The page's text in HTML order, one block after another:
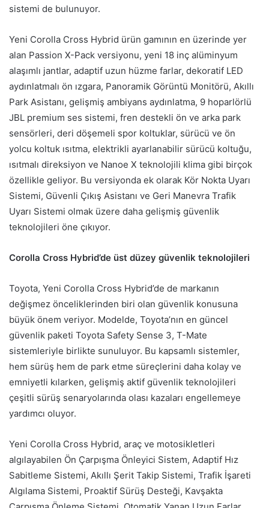
sistemi de bulunuyor.
Yeni Corolla Cross Hybrid ürün gamının en üzerinde yer
alan Passion X-Pack versiyonu, yeni 18 inç alüminyum
alaşımlı jantlar, adaptif uzun hüzme farlar, dekoratif LED
aydınlatmalı ön ızgara, Panoramik Görüntü Monitörü, Akıllı
Park Asistanı, gelişmiş ambiyans aydınlatma, 9 hoparlörlü
JBL premium ses sistemi, fren destekli ön ve arka park
sensörleri, deri döşemeli spor koltuklar, sürücü ve ön
yolcu koltuk ısıtma, elektrikli ayarlanabilir sürücü koltuğu,
ısıtmalı direksiyon ve Nanoe X teknolojili klima gibi birçok
özellikle geliyor. Bu versiyonda ek olarak Kör Nokta Uyarı
Sistemi, Güvenli Çıkış Asistanı ve Geri Manevra Trafik
Uyarı Sistemi olmak üzere daha gelişmiş güvenlik
teknolojileri öne çıkıyor.
Corolla Cross Hybrid’de üst düzey güvenlik teknolojileri
Toyota, Yeni Corolla Cross Hybrid’de de markanın
değişmez önceliklerinden biri olan güvenlik konusuna
büyük önem veriyor. Modelde, Toyota’nın en güncel
güvenlik paketi Toyota Safety Sense 3, T-Mate
sistemleriyle birlikte sunuluyor. Bu kapsamlı sistemler,
hem sürüş hem de park etme süreçlerini daha kolay ve
emniyetli kılarken, gelişmiş aktif güvenlik teknolojileri
çeşitli sürüş senaryolarında olası kazaları engellemeye
yardımcı oluyor.
Yeni Corolla Cross Hybrid, araç ve motosikletleri
algılayabilen Ön Çarpışma Önleyici Sistem, Adaptif Hız
Sabitleme Sistemi, Akıllı Şerit Takip Sistemi, Trafik İşareti
Algılama Sistemi, Proaktif Sürüş Desteği, Kavşakta